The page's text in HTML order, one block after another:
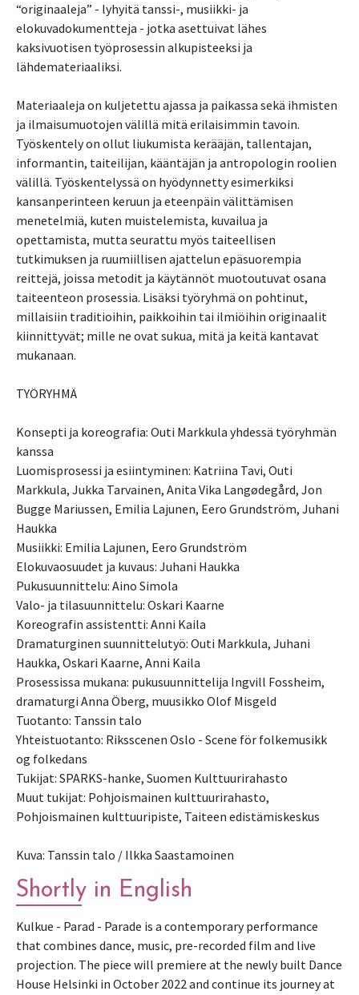
“originaaleja” - lyhyitä tanssi-, musiikki- ja
elokuvadokumentteja - jotka asettuivat lähes
kaksivuotisen työprosessin alkupisteeksi ja
lähdemateriaaliksi.
Materiaaleja on kuljetettu ajassa ja paikassa sekä ihmisten
ja ilmaisumuotojen välillä mitä erilaisimmin tavoin.
Työskentely on ollut liukumista kerääjän, tallentajan,
informantin, taiteilijan, kääntäjän ja antropologin roolien
välillä. Työskentelyssä on hyödynnetty esimerkiksi
kansanperinteen keruun ja eteenpäin välittämisen
menetelmiä, kuten muistelemista, kuvailua ja
opettamista, mutta seurattu myös taiteellisen
tutkimuksen ja ruumiillisen ajattelun epäsuorempia
reittejä, joissa metodit ja käytännöt muotoutuvat osana
taiteenteon prosessia. Lisäksi työryhmä on pohtinut,
millaisiin traditioihin, paikkoihin tai ilmiöihin originaalit
kiinnittyvät; mille ne ovat sukua, mitä ja keitä kantavat
mukanaan.
TYÖRYHMÄ
Konsepti ja koreografia: Outi Markkula yhdessä työryhmän
kanssa
Luomisprosessi ja esiintyminen: Katriina Tavi, Outi
Markkula, Jukka Tarvainen, Anita Vika Langødegård, Jon
Bugge Mariussen, Emilia Lajunen, Eero Grundström, Juhani
Haukka
Musiikki: Emilia Lajunen, Eero Grundström
Elokuvaosuudet ja kuvaus: Juhani Haukka
Pukusuunnittelu: Aino Simola
Valo- ja tilasuunnittelu: Oskari Kaarne
Koreografin assistentti: Anni Kaila
Dramaturginen suunnittelutyö: Outi Markkula, Juhani
Haukka, Oskari Kaarne, Anni Kaila
Prosessissa mukana: pukusuunnittelija Ingvill Fossheim,
dramaturgi Anna Öberg, muusikko Olof Misgeld
Tuotanto: Tanssin talo
Yhteistuotanto: Riksscenen Oslo - Scene för folkemusikk
og folkedans
Tukijat: SPARKS-hanke, Suomen Kulttuurirahasto
Muut tukijat: Pohjoismainen kulttuurirahasto,
Pohjoismainen kulttuuripiste, Taiteen edistämiskeskus
Kuva: Tanssin talo / Ilkka Saastamoinen
Shortly in English
Kulkue - Parad - Parade is a contemporary performance
that combines dance, music, pre-recorded film and live
projection. The piece will premiere at the newly built Dance
House Helsinki in October 2022 and continue its journey at